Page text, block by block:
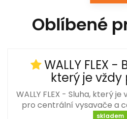
Oblíbené
WALLY FLEX
který je
WALLY FLEX - Sluha, který
pro centrální vysavače a
skladem